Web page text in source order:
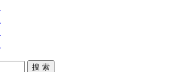
搜 索